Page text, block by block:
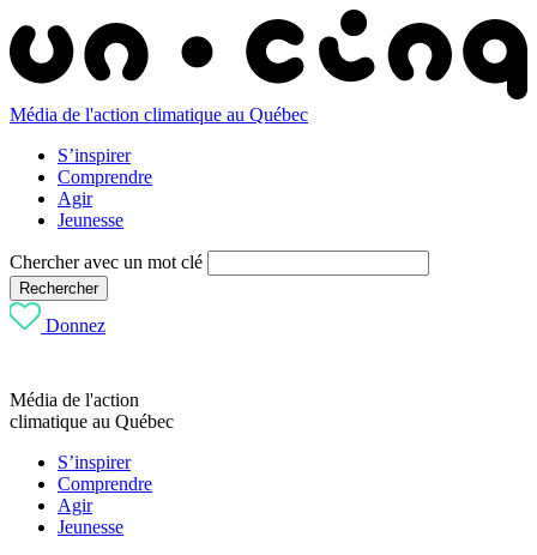
Média de l'action climatique au Québec
S’inspirer
Comprendre
Agir
Jeunesse
Chercher avec un mot clé
Rechercher
Donnez
Média de l'action
climatique au Québec
S’inspirer
Comprendre
Agir
Jeunesse